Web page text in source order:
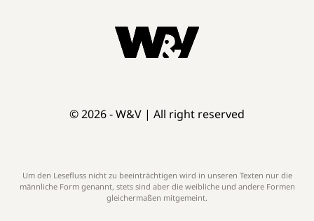
© 2026 - W&V | All right reserved
Um den Lesefluss nicht zu beeinträchtigen wird in unseren Texten nur die
männliche Form genannt, stets sind aber die weibliche und andere Formen
gleichermaßen mitgemeint.